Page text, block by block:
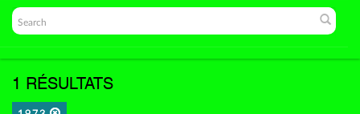
1 RÉSULTATS